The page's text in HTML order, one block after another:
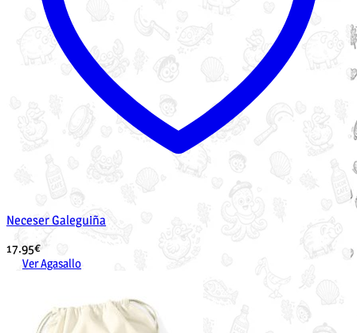
Neceser Galeguiña
17.95€
Ver Agasallo